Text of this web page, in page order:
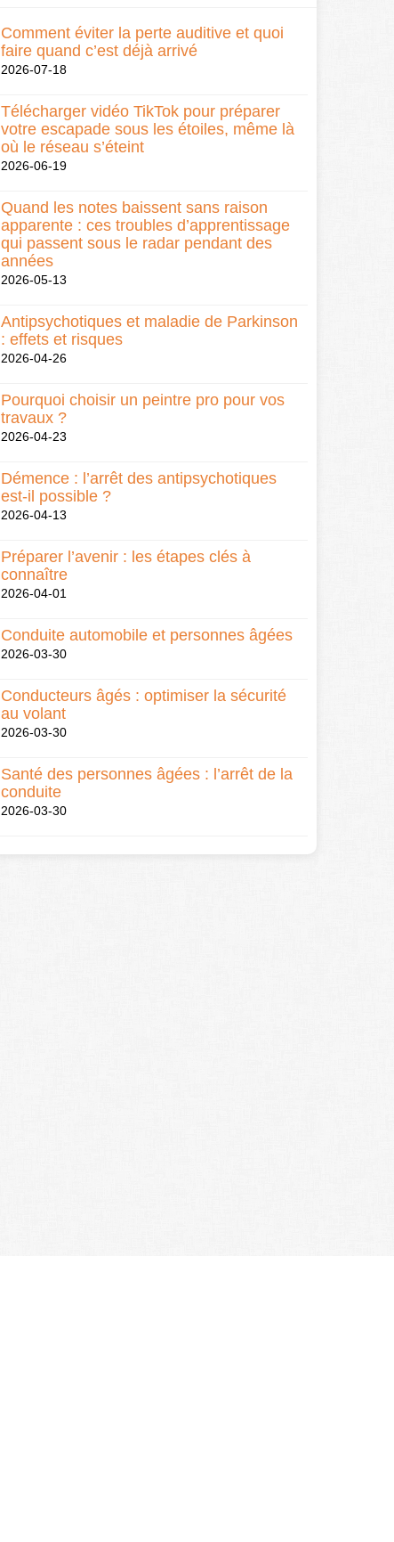
Comment éviter la perte auditive et quoi
faire quand c’est déjà arrivé
2026-07-18
Télécharger vidéo TikTok pour préparer
votre escapade sous les étoiles, même là
où le réseau s’éteint
2026-06-19
Quand les notes baissent sans raison
apparente : ces troubles d’apprentissage
qui passent sous le radar pendant des
années
2026-05-13
Antipsychotiques et maladie de Parkinson
: effets et risques
2026-04-26
Pourquoi choisir un peintre pro pour vos
travaux ?
2026-04-23
Démence : l’arrêt des antipsychotiques
est-il possible ?
2026-04-13
Préparer l’avenir : les étapes clés à
connaître
2026-04-01
Conduite automobile et personnes âgées
2026-03-30
Conducteurs âgés : optimiser la sécurité
au volant
2026-03-30
Santé des personnes âgées : l’arrêt de la
conduite
2026-03-30